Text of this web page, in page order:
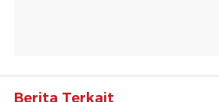
Berita Terkait